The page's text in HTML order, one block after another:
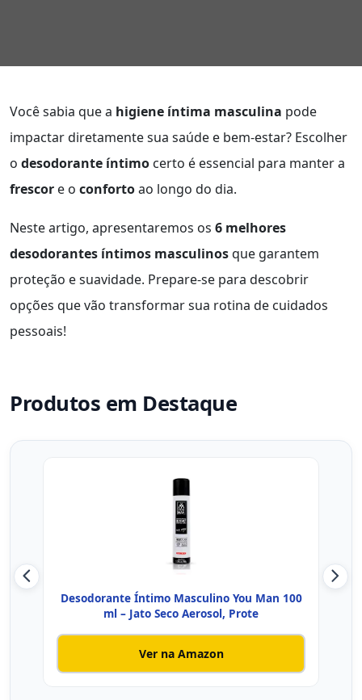
Você sabia que a higiene íntima masculina pode
impactar diretamente sua saúde e bem-estar? Escolher
o desodorante íntimo certo é essencial para manter a
frescor e o confortoao longo do dia.
Neste artigo, apresentaremos os 6 melhores
desodorantes íntimos masculinosque garantem
proteção e suavidade. Prepare-se para descobrir
opções que vão transformar sua rotina de cuidados
pessoais!
Produtos em Destaque
Desodorante Íntimo Masculino You Man 100
ml – Jato Seco Aerosol, Prote
Ver na Amazon